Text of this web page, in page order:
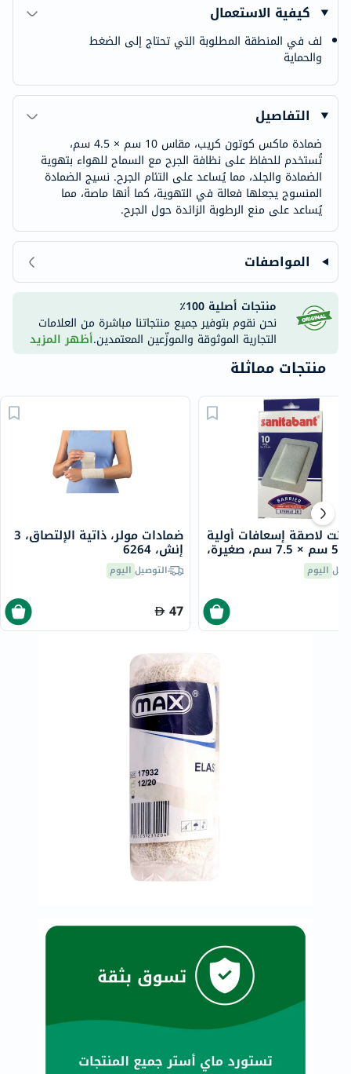
كيفية الاستعمال
لف في المنطقة المطلوبة التي تحتاج إلى الضغط
والحماية
التفاصيل
ضمادة ماكس كوتون كريب، مقاس 10 سم × 4.5 سم،
تُستخدم للحفاظ على نظافة الجرح مع السماح للهواء بتهوية
الضمادة والجلد، مما يُساعد على التئام الجرح. نسيج الضمادة
المنسوج يجعلها فعالة في التهوية، كما أنها ماصة، مما
يُساعد على منع الرطوبة الزائدة حول الجرح.
المواصفات
منتجات أصلية 100٪
نحن نقوم بتوفير جميع منتجاتنا مباشرة من العلامات
التجارية الموثوقة والموزّعين المعتمدين.أظهر المزيد
منتجات مماثلة
ضمادات مولر، ذاتية الإلتصاق، 3
إنش، 6264
التوصيل اليوم
47
لاصقة إسعافات أولية
حاجزة ، 5 سم × 7.5 سم، صغيرة،
اليوم